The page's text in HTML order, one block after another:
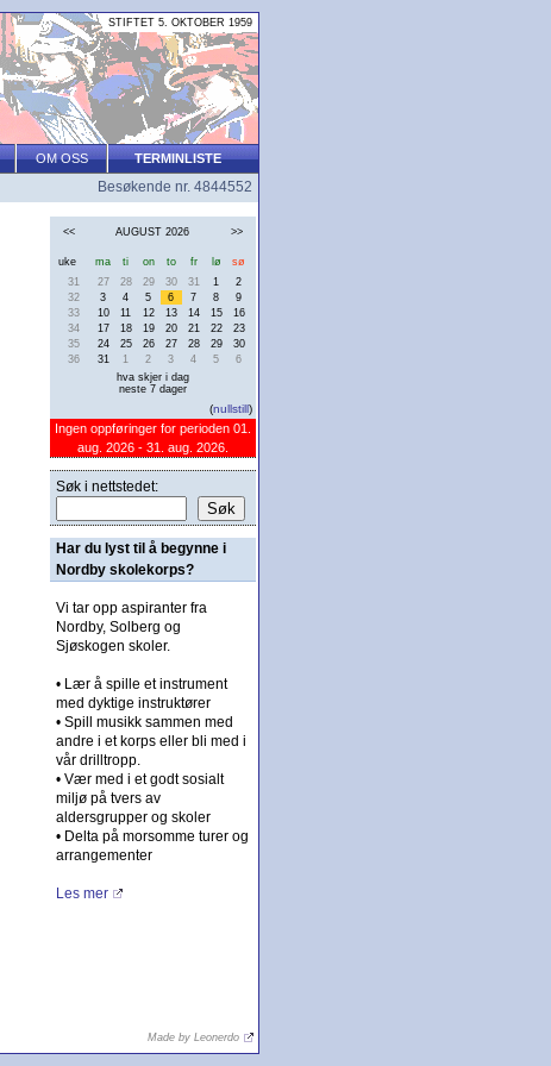
STIFTET 5. OKTOBER 1959
OM OSS TERMINLISTE
Besøkende nr. 4844552
<< AUGUST 2026 >>
uke ma ti on to fr lø
sø
31
27 28 29 30 31 1
2
32
3 4 5 6 7 8
9
33
10 11 12 13 14 15
16
34
17 18 19 20 21 22
23
35
24 25 26 27 28 29
30
36
31 1 2 3 4 5
6
hva skjer i dag
neste 7 dager
(nullstill)
Ingen oppføringer for perioden 01.
aug. 2026 - 31. aug. 2026.
Søk i nettstedet:
Har du lyst til å begynne i
Nordby skolekorps?
Vi tar opp aspiranter fra
Nordby, Solberg og
Sjøskogen skoler.
• Lær å spille et instrument
med dyktige instruktører
• Spill musikk sammen med
andre i et korps eller bli med i
vår drilltropp.
• Vær med i et godt sosialt
miljø på tvers av
aldersgrupper og skoler
• Delta på morsomme turer og
arrangementer
Les mer
Made by Leonerdo